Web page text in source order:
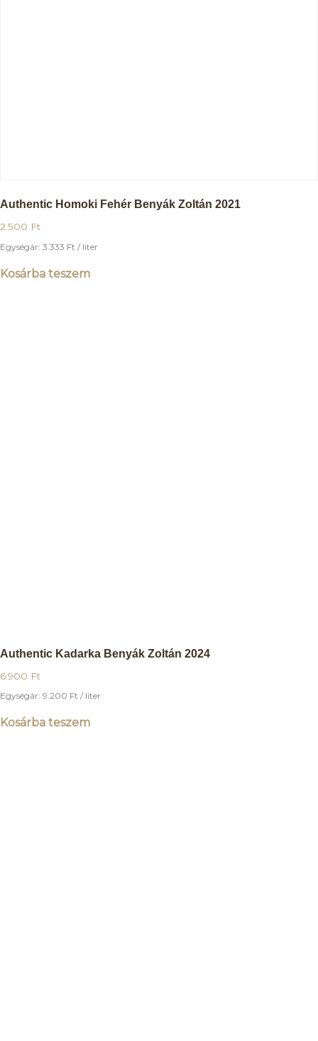
Authentic Homoki Fehér Benyák Zoltán 2021
2.500 Ft
Egységár: 3.333 Ft / liter
Kosárba teszem
Authentic Kadarka Benyák Zoltán 2024
6.900 Ft
Egységár: 9.200 Ft / liter
Kosárba teszem